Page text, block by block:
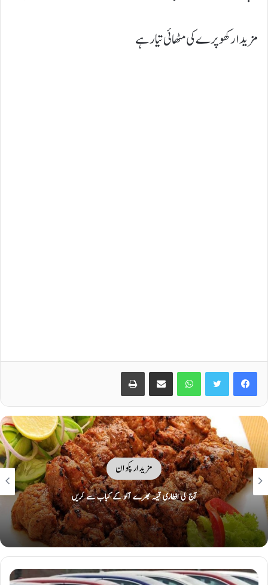
مزیدار کھوپرے کی مٹھائی تیار ہے
Facebook
Twitter
WhatsApp
Share via Email
Print
مزیدار پکوان
آج کی افطاری قیمہ بھرے آلو کے کباب سے کریں